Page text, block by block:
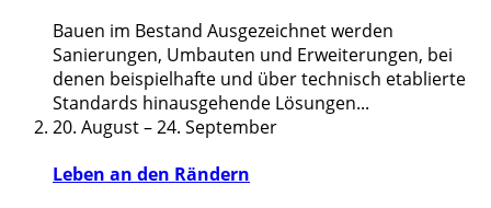
Bauen im Bestand Ausgezeichnet werden
Sanierungen, Umbauten und Erweiterungen, bei
denen beispielhafte und über technisch etablierte
Standards hinausgehende Lösungen...
20. August–24. September
Leben an den Rändern